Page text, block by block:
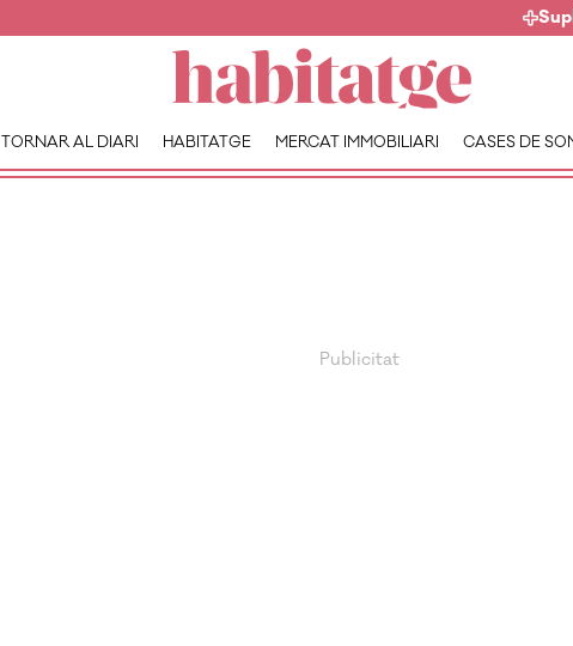
TORNAR AL DIARI HABITATGE MERCAT IMMOBILIARI CASES DE